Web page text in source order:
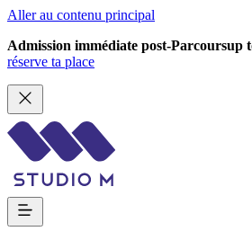
Aller au contenu principal
Admission immédiate post-Parcoursup
réserve ta place